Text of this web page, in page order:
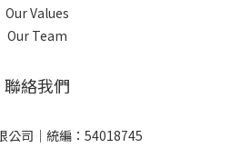
Our Values
Our Team
聯絡我們
公司｜統編：54018745